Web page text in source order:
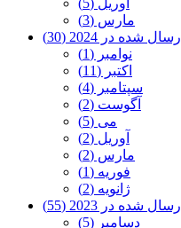
مارس (3)
ارسال شده در 2024 (30)
نوامبر (1)
اکتبر (11)
سپتامبر (4)
آگوست (2)
می (5)
آوریل (2)
مارس (2)
فوریه (1)
ژانویه (2)
ارسال شده در 2023 (55)
دسامبر (5)